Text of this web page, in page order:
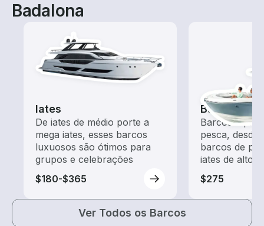
Badalona
Iates
De iates de médio porte a
mega iates, esses barcos
luxuosos são ótimos para
grupos e celebrações
$180-$365
Barcos de
Barcos
pesca, desde
barcos de
iates de alto
$275
Ver Todos os Barcos